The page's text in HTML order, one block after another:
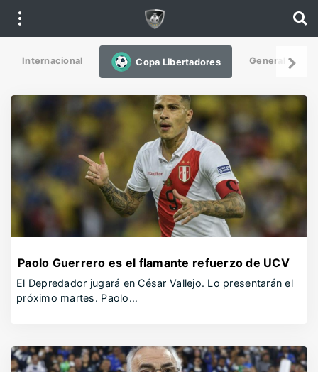
Internacional Copa Libertadores General
Paolo Guerrero es el flamante refuerzo de UCV
El Depredador jugará en César Vallejo. Lo presentarán el
próximo martes. Paolo…